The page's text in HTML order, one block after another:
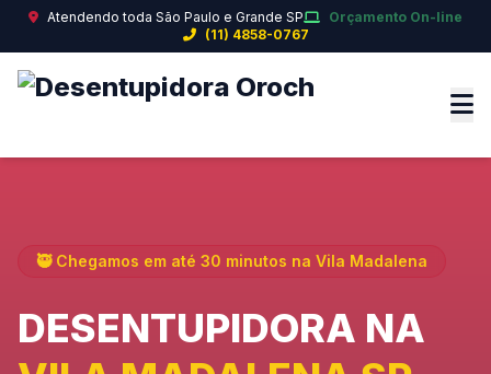
Atendendo toda São Paulo e Grande SP
Orçamento On-line
(11) 4858-0767
🥷 Chegamos em até 30 minutos na Vila Madalena
DESENTUPIDORA NA